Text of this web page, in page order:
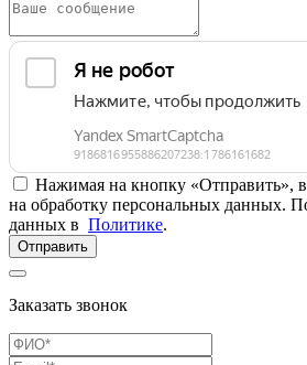
Нажимая на кнопку «Отправить»,
на обработку персональных данных.
данных в Политике.
Отправить
Заказать звонок